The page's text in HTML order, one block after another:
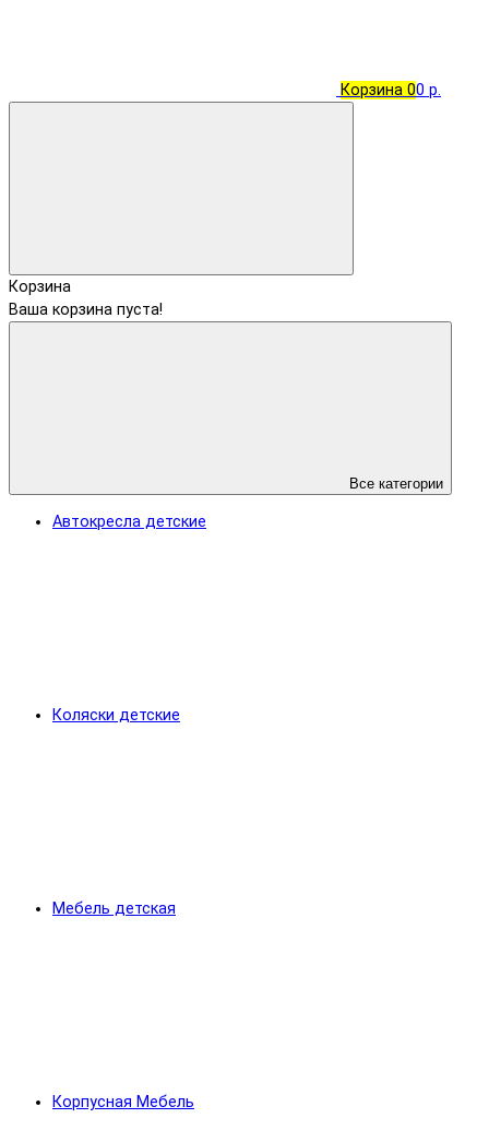
Корзина 00 р.
Корзина
Ваша корзина пуста!
Все категории
Автокресла детские
Коляски детские
Мебель детская
Корпусная Мебель